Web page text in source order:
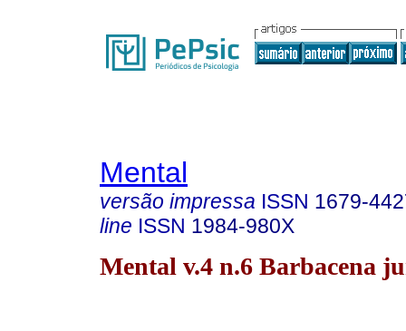
Mental
versão impressa ISSN 1679-
line ISSN 1984-980X
Mental v.4 n.6 Barbacena